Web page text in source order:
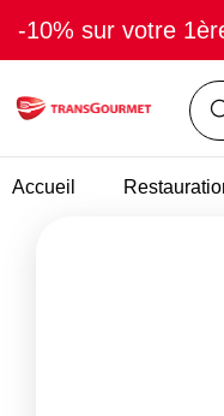
-10% sur votre
Accueil